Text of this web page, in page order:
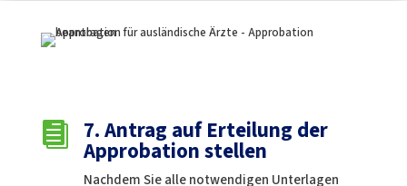
 7. Antrag auf Erteilung der
Approbation stellen
Nachdem Sie alle notwendigen Unterlagen